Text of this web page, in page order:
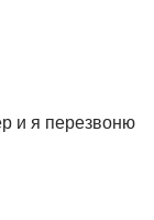
и я перезвоню